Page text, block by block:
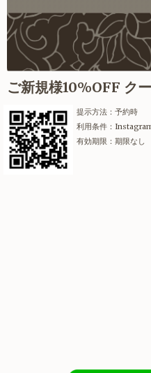
ご新規様10%OFF ク
提示方法： 予約時
利用条件：
有効期限： 期限なし